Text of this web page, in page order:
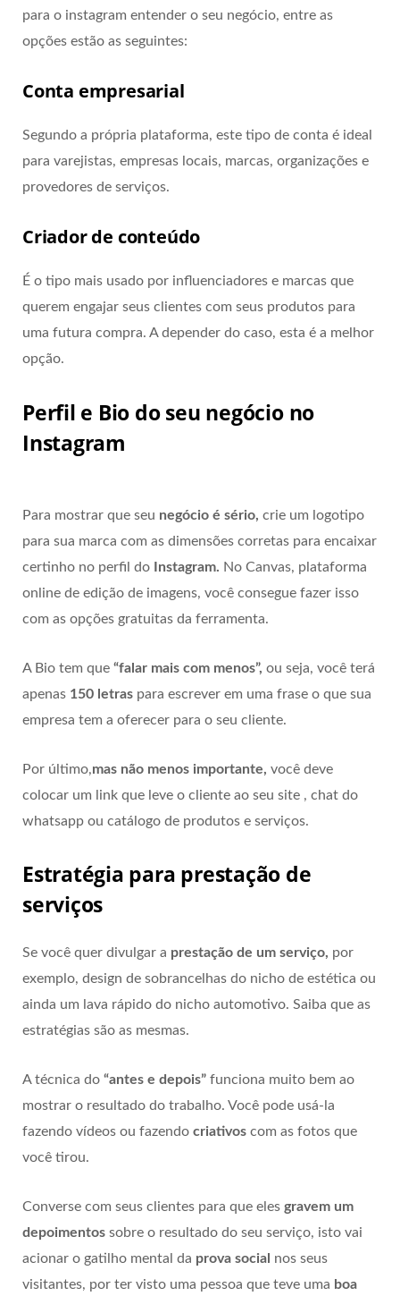
para o instagram entender o seu negócio, entre as
opções estão as seguintes:
Conta empresarial
Segundo a própria plataforma, este tipo de conta é ideal
para varejistas, empresas locais, marcas, organizações e
provedores de serviços.
Criador de conteúdo
É o tipo mais usado por influenciadores e marcas que
querem engajar seus clientes com seus produtos para
uma futura compra. A depender do caso, esta é a melhor
opção.
Perfil e Bio do seu negócio no
Instagram
Para mostrar que seu negócio é sério, crie um logotipo
para sua marca com as dimensões corretas para encaixar
certinho no perfil do Instagram. No Canvas, plataforma
online de edição de imagens, você consegue fazer isso
com as opções gratuitas da ferramenta.
A Bio tem que “falar mais com menos”, ou seja, você terá
apenas 150 letras para escrever em uma frase o que sua
empresa tem a oferecer para o seu cliente.
Por último,mas não menos importante, você deve
colocar um link que leve o cliente ao seu site , chat do
whatsapp ou catálogo de produtos e serviços.
Estratégia para prestação de
serviços
Se você quer divulgar a prestação de um serviço, por
exemplo, design de sobrancelhas do nicho de estética ou
ainda um lava rápido do nicho automotivo. Saiba que as
estratégias são as mesmas.
A técnica do “antes e depois” funciona muito bem ao
mostrar o resultado do trabalho. Você pode usá-la
fazendo vídeos ou fazendo criativos com as fotos que
você tirou.
Converse com seus clientes para que eles gravem um
depoimentos sobre o resultado do seu serviço, isto vai
acionar o gatilho mental da prova social nos seus
visitantes, por ter visto uma pessoa que teve uma boa